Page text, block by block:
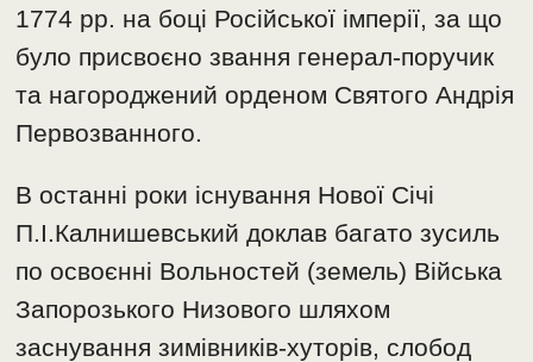
1774 рр. на боці Російської імперії, за що
було присвоєно звання генерал-поручик
та нагороджений орденом Святого Андрія
Первозванного.
В останні роки існування Нової Січі
П.І.Калнишевський доклав багато зусиль
по освоєнні Вольностей (земель) Війська
Запорозького Низового шляхом
заснування зимівників-хуторів, слобод